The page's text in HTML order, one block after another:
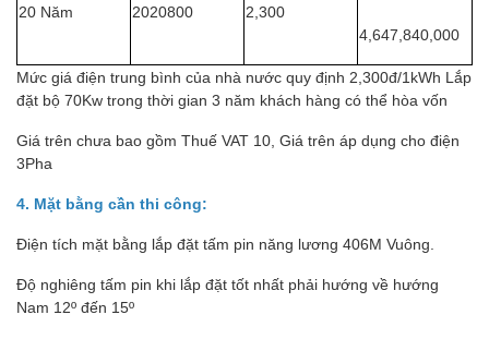
20 Năm 2020800
2,300
4,647,840,000
Mức giá điện trung bình của nhà nước quy định 2,300đ/1kWh Lắp
đặt bộ 70Kw trong thời gian 3 năm khách hàng có thể hòa vốn
Giá trên chưa bao gồm Thuế VAT 10, Giá trên áp dụng cho điện
3Pha
4. Mặt bằng cần thi công:
Điện tích mặt bằng lắp đặt tấm pin năng lương 406M Vuông.
Độ nghiêng tấm pin khi lắp đặt tốt nhất phải hướng về hướng
Nam 12º đến 15º